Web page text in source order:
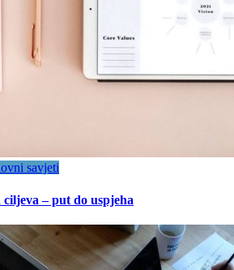
savjeti
– put do uspjeha